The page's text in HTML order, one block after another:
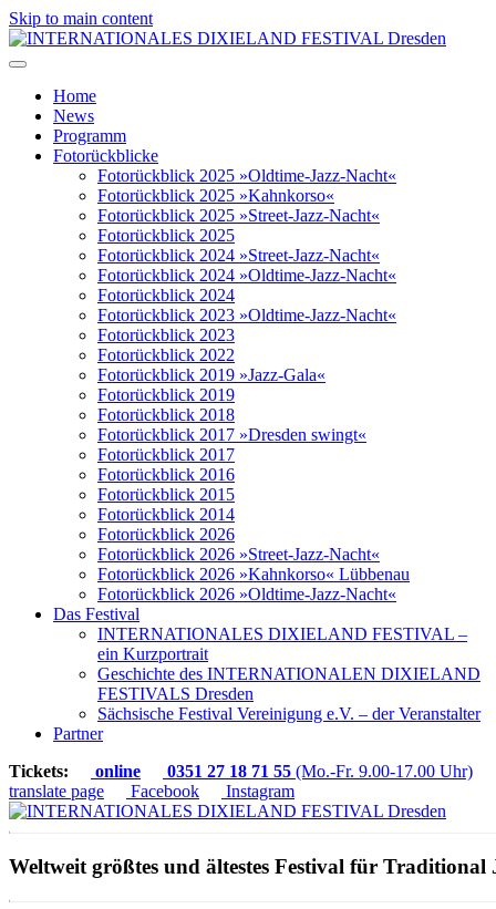
Skip to main content
Home
News
Programm
Fotorückblicke
Fotorückblick 2025 »Oldtime-Jazz-Nacht«
Fotorückblick 2025 »Kahnkorso«
Fotorückblick 2025 »Street-Jazz-Nacht«
Fotorückblick 2025
Fotorückblick 2024 »Street-Jazz-Nacht«
Fotorückblick 2024 »Oldtime-Jazz-Nacht«
Fotorückblick 2024
Fotorückblick 2023 »Oldtime-Jazz-Nacht«
Fotorückblick 2023
Fotorückblick 2022
Fotorückblick 2019 »Jazz-Gala«
Fotorückblick 2019
Fotorückblick 2018
Fotorückblick 2017 »Dresden swingt«
Fotorückblick 2017
Fotorückblick 2016
Fotorückblick 2015
Fotorückblick 2014
Fotorückblick 2026
Fotorückblick 2026 »Street-Jazz-Nacht«
Fotorückblick 2026 »Kahnkorso« Lübbenau
Fotorückblick 2026 »Oldtime-Jazz-Nacht«
Das Festival
INTERNATIONALES DIXIELAND FESTIVAL –
ein Kurzportrait
Geschichte des INTERNATIONALEN DIXIELAND
FESTIVALS Dresden
Sächsische Festival Vereinigung e.V. – der Veranstalter
Partner
Tickets:
online 0351 27 18 71 55 (Mo.-Fr. 9.00-17.00 Uhr)
translate page
Facebook Instagram
Weltweit größtes und ältestes Festival für Traditional